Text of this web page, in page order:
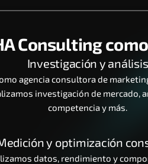
Consulting
Investigación y análisis
agencia consultora de
investigación de mercado,
competencia y más.
y optimización
datos, rendimiento y